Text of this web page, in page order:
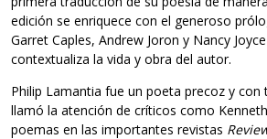
edición se enriquece con el generoso
Garret Caples, Andrew Joron y Nancy
contextualiza la vida y obra del autor.
Philip Lamantia fue un poeta precoz y con
llamó la atención de críticos como
poemas en las importantes revistas